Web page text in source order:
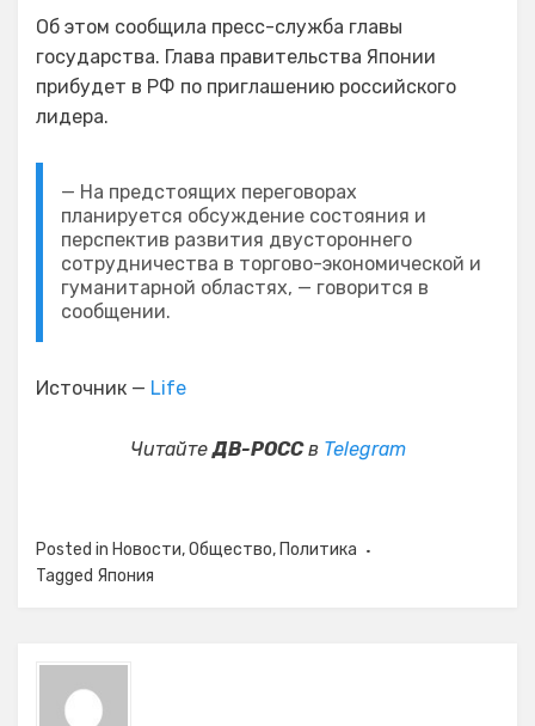
Об этом сообщила пресс-служба главы
государства. Глава правительства Японии
прибудет в РФ по приглашению российского
лидера.
— На предстоящих переговорах
планируется обсуждение состояния и
перспектив развития двустороннего
сотрудничества в торгово-экономической и
гуманитарной областях, — говорится в
сообщении.
Источник — Life
ЧитайтеДВ-РОССв Telegram
Posted in Новости,Общество, Политика
Tagged Япония